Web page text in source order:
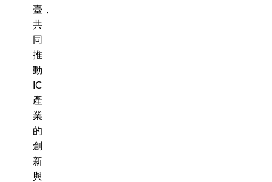
臺，
共
同
推
動
IC
產
業
的
創
新
與